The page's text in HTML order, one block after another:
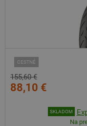
CESTNÉ
155,60 €
88,10 €
SKLADOM
Na